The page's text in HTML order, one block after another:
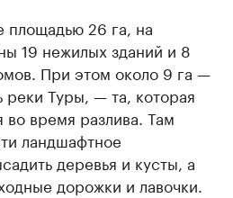
площадью 26 га, на
19 нежилых зданий и 8
При этом около 9 га —
реки Туры, — та, которая
во время разлива. Там
ландшафтное
деревья и кусты, а
дорожки и лавочки.